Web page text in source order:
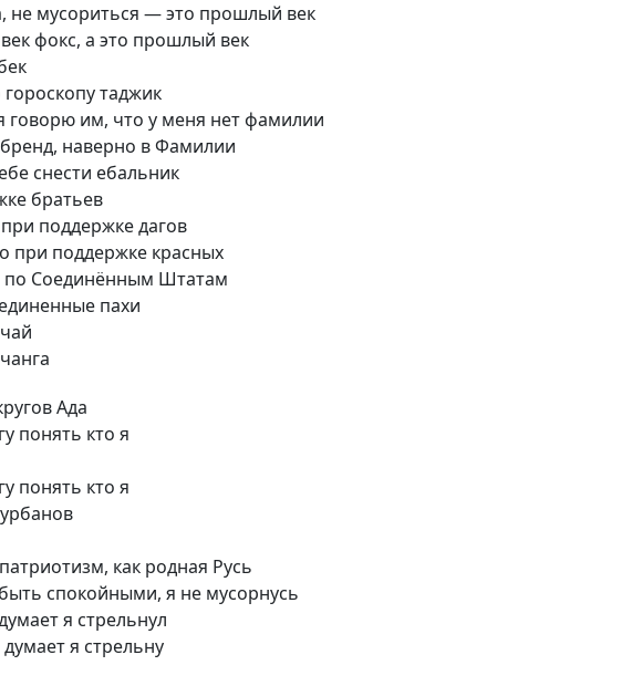
не мусориться — это прошлый век
фокс, а это прошлый век
таджик
им, что у меня нет фамилии
наверно в Фамилии
снести ебальник
братьев
поддержке дагов
при поддержке красных
по Соединённым Штатам
пахи
Ада
понять кто я
понять кто я
как родная Русь
спокойными, я не мусорнусь
я стрельнул
я стрельну